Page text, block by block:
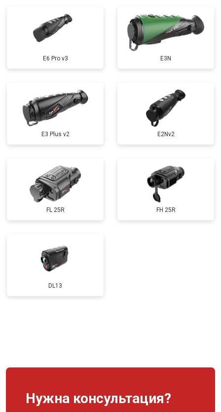
E6 Pro v3 E3N
E3 Plus v2 E2Nv2
FL 25R FH 25R
DL13
Нужна консультация?